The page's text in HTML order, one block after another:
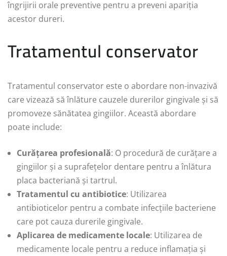
îngrijirii orale preventive pentru a preveni apariția
acestor dureri.
Tratamentul conservator
Tratamentul conservator este o abordare non-invazivă
care vizează să înlăture cauzele durerilor gingivale și să
promoveze sănătatea gingiilor. Această abordare
poate include:
Curățarea profesională: O procedură de curățare a
gingiilor și a suprafețelor dentare pentru a înlătura
placa bacteriană și tartrul.
Tratamentul cu antibiotice: Utilizarea
antibioticelor pentru a combate infecțiile bacteriene
care pot cauza durerile gingivale.
Aplicarea de medicamente locale: Utilizarea de
medicamente locale pentru a reduce inflamația și